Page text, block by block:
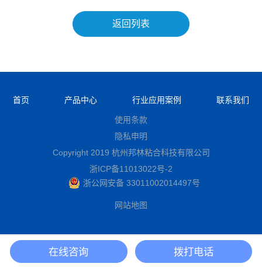
在线商城 联系电话 免费取样
返回列表
首页 产品中心 行业应用案例 联系我们
使用条款
隐私申明
Copyright 2019 杭州邦林粘合科技有限公司
浙ICP备11013022号-2
浙公网安备 33011002014497号
网站地图
在线咨询 拨打电话